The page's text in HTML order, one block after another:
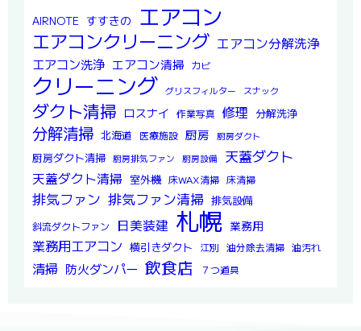
AIRNOTE すすきの エアコン
エアコンクリーニング エアコン分解洗浄
エアコン洗浄 エアコン清掃 カビ
クリーニング グリスフィルター スナック
ダクト清掃 ロスナイ 作業写真 修理 分解洗浄
分解清掃 北海道 医療施設 厨房 厨房ダクト
厨房ダクト清掃 厨房排気ファン 厨房設備 天蓋ダクト
天蓋ダクト清掃 室外機 床WAX清掃 床清掃
排気ファン 排気ファン清掃 排気設備
斜流ダクトファン 日美装建 札幌 業務用
業務用エアコン 横引きダクト 江別 油分除去清掃 油汚れ
清掃 防火ダンパー 飲食店 ７つ道具